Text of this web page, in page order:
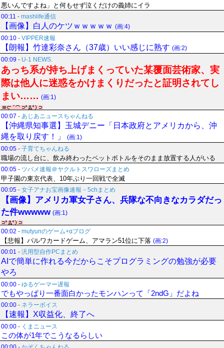
悪いんですよね」と何もせず泣くだけの義姉にイラ
00:11 - mashlife通信
【画像】白人のケツｗｗｗｗｗ (画:4)
00:10 - VIPPER速報
【朗報】竹達彩奈さん（37歳）いい感じに熟す (画:2)
00:09 - U-1 NEWS.
あっち系が持ち上げまくっていた某覆面芸術家、実
際は他人に迷惑をかけまくりだったと証明されてし
まい…… (画:1)
00:07 - あじあニュースちゃんねる
【沖縄県知事選】玉城デニー「日本政府とアメリカから、沖
縄を取り戻す！」
(画:1)
00:05 - 子育てちゃんねる
職場の流し台に、飲み終わったペットボトルをそのまま放置する人がいる
00:05 - ツバメ速報＠ヤクルトスワローズまとめ
甲子園の東京代表、10年ぶり一回戦で全滅
00:05 - 女子アナお宝画像速報－5chまとめ
【画像】アメリカ軍女子さん、兵隊な不向きなカラダだっ
た件wwwww (画:1)
00:02 - mutyunのゲーム+αブログ
【悲報】パルワカードゲーム、アマラン51位に下落 (画:2)
00:01 - 汎用型自作PCまとめ
AIで簡単に作れる今だからこそプログラミングの勉強が必要
やろ
00:00 - ゆるゲーマー遅報
でもやっぱり一番面白かったモンハンって「2ndG」だよね
00:00 - ネラーボイス
【速報】X収益化、終了へ
00:00 - くまニュース
この体が1年でこうなるらしい